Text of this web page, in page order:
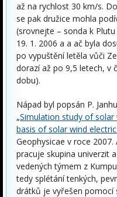
až na rychlost 30 km/s.
se pak družice mohla
(srovnejte – sonda k
19. 1. 2006 a a ač byla
po vypuštění letěla vůči
dorazí až po 9,5 letech, v
dobu).
Nápad byl popsán P.
„Simulation study of solar
basis of solar wind
Geophysicae v roce
pracuje skupina univerzit
vedených týmem z
tedy splétání tenkých,
drátků je vyřešen pomocí